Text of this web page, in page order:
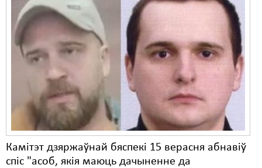
Камітэт дзяржаўнай бяспекі 15 верасня абнавіў
спіс "асоб, якія маюць дачыненне да
Суд
Сьмяротнае пакараньне
Экалёгія
Правы працоўных
Сацыяльныя правы